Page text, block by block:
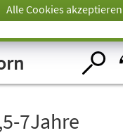
Alle Cookies akzeptieren
7Jahre